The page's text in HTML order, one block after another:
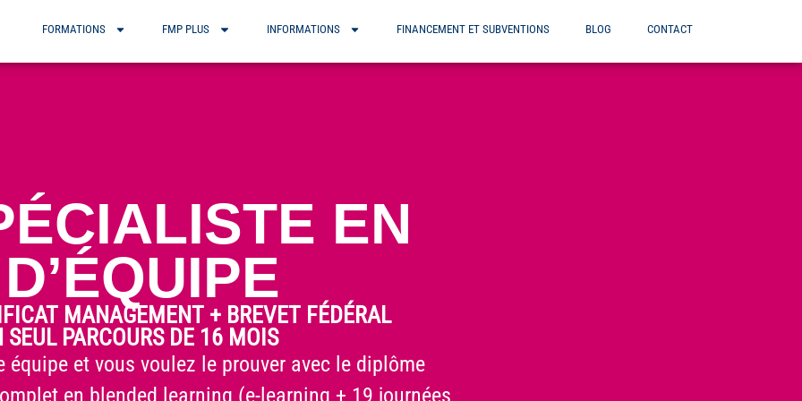
FORMATIONS FMP PLUS INFORMATIONS FINANCEMENT ET SUBVENTIONS BLOG CONTACT
EN
MANAGEMENT + BREVET FÉDÉRAL
PARCOURS DE 16 MOIS
et vous voulez le prouver avec le diplôme
en blended learning (e-learning + 19 journées